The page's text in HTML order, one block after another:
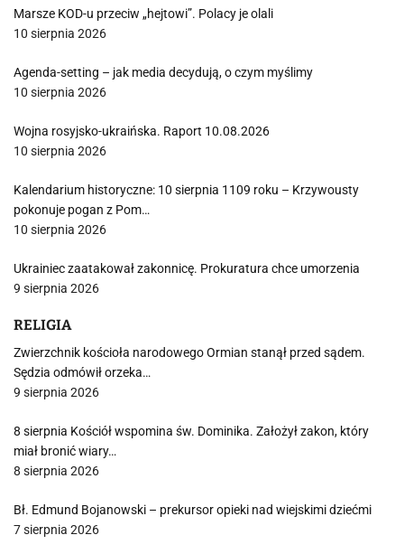
Marsze KOD-u przeciw „hejtowi”. Polacy je olali
10 sierpnia 2026
Agenda-setting – jak media decydują, o czym myślimy
10 sierpnia 2026
Wojna rosyjsko-ukraińska. Raport 10.08.2026
10 sierpnia 2026
Kalendarium historyczne: 10 sierpnia 1109 roku – Krzywousty
pokonuje pogan z Pom…
10 sierpnia 2026
Ukrainiec zaatakował zakonnicę. Prokuratura chce umorzenia
9 sierpnia 2026
RELIGIA
Zwierzchnik kościoła narodowego Ormian stanął przed sądem.
Sędzia odmówił orzeka…
9 sierpnia 2026
8 sierpnia Kościół wspomina św. Dominika. Założył zakon, który
miał bronić wiary…
8 sierpnia 2026
Bł. Edmund Bojanowski – prekursor opieki nad wiejskimi dziećmi
7 sierpnia 2026